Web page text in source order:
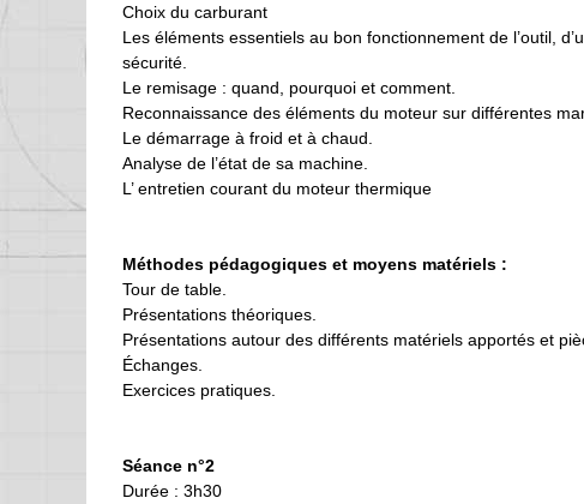
Choix du carburant
Les éléments essentiels au bon fonctionnement de l’outil,
sécurité.
Le remisage : quand, pourquoi et comment.
Reconnaissance des éléments du moteur sur différentes
Le démarrage à froid et à chaud.
Analyse de l’état de sa machine.
L’ entretien courant du moteur thermique
Méthodes pédagogiques et moyens matériels :
Tour de table.
Présentations théoriques.
Présentations autour des différents matériels apportés et
Échanges.
Exercices pratiques.
Séance n°2
Durée : 3h30